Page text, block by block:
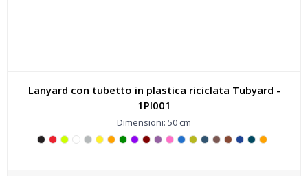
Lanyard con tubetto in plastica riciclata Tubyard -
1PI001
Dimensioni: 50 cm